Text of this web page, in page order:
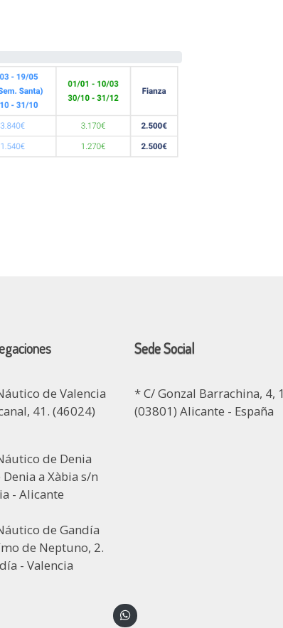
de Valencia
41. (46024)
de Denia
a Xàbia s/n
- Alicante
de Gandía
de Neptuno, 2.
- Valencia
Sede Social
* C/ Gonzal Barrachina, 4,
(03801) Alicante - España